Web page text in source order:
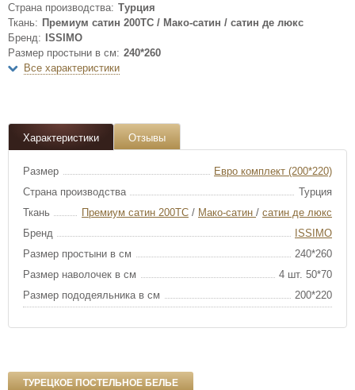
Страна производства: Турция
Ткань: Премиум сатин 200ТС / Мако-сатин / сатин де люкс
Бренд:
ISSIMO
Размер простыни в см: 240*260
Все характеристики
Характеристики Отзывы
Размер
Евро комплект (200*220)
Страна производства
Турция
Ткань
Премиум сатин 200ТС / Мако-сатин / сатин де люкс
Бренд
ISSIMO
Размер простыни в см
240*260
Размер наволочек в см
4 шт. 50*70
Размер пододеяльника в см
200*220
ТУРЕЦКОЕ ПОСТЕЛЬНОЕ БЕЛЬЕ